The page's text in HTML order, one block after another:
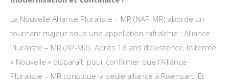
La Nouvelle Alliance Pluraliste – MR (NAP-MR) aborde un
tournant majeur sous une appellation rafraîchie : Alliance
Pluraliste – MR (AP-MR). Après 18 ans d’existence, le terme
« Nouvelle » disparaît, pour confirmer que l’Alliance
Pluraliste – MR constitue la seule alliance à Rixensart. Et